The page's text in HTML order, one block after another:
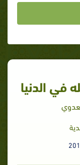
في الدنيا